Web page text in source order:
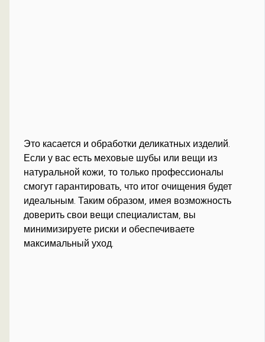
Это касается и обработки деликатных изделий.
Если у вас есть меховые шубы или вещи из
натуральной кожи, то только профессионалы
смогут гарантировать, что итог очищения будет
идеальным. Таким образом, имея возможность
доверить свои вещи специалистам, вы
минимизируете риски и обеспечиваете
максимальный уход.